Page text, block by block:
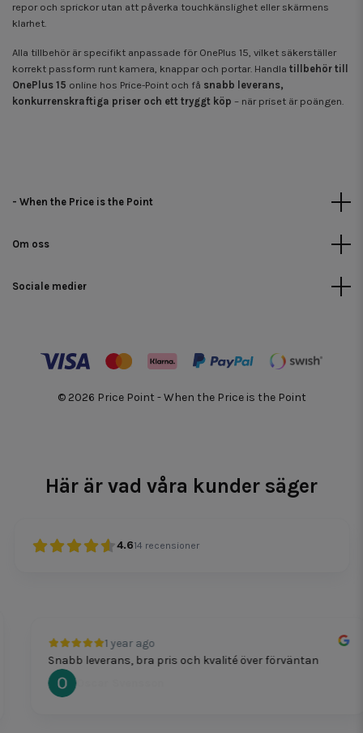
repor och sprickor utan att påverka touchkänslighet eller skärmens
klarhet.
Alla tillbehör är specifikt anpassade för OnePlus 15, vilket säkerställer
korrekt passform runt kamera, knappar och portar. Handla tillbehör till
OnePlus 15 online hos Price-Point och få snabb leverans,
konkurrenskraftiga priser och ett tryggt köp – när priset är poängen.
- When the Price is the Point
Om oss
Sociale medier
© 2026 Price Point - When the Price is the Point
Här är vad våra kunder säger
4.614 recensioner
1 year ago
Snabb leverans, bra pris och kvalité över förväntan
Oscar Svensson